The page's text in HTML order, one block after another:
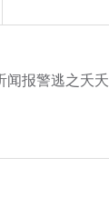
报警逃之夭夭